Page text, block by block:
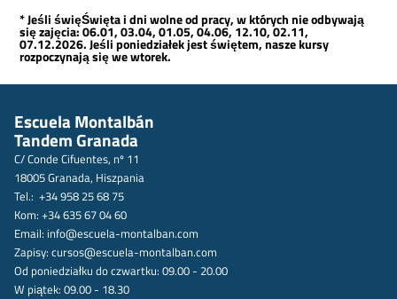
* Jeśli święŚwięta i dni wolne od pracy, w których nie odbywają
się zajęcia: 06.01, 03.04, 01.05, 04.06, 12.10, 02.11,
07.12.2026. Jeśli poniedziałek jest świętem, nasze kursy
rozpoczynają się we wtorek.
Escuela Montalbán
Tandem Granada
C/ Conde Cifuentes, nº 11
18005 Granada, Hiszpania
Tel.: +34 958 25 68 75
Kom: +34 635 67 04 60
Email: info@escuela-montalban.com
Zapisy: cursos@escuela-montalban.com
Od poniedziałku do czwartku: 09.00 - 20.00
W piątek: 09.00 - 18.30